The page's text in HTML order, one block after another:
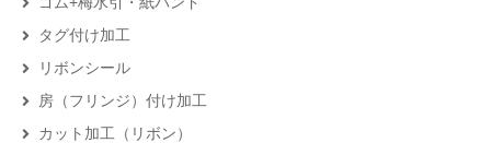
タグ付け加工
リボンシール
房（フリンジ）付け加工
カット加工（リボン）